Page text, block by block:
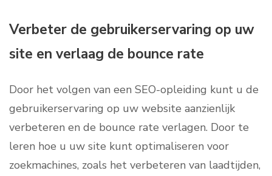
Verbeter de gebruikerservaring op uw
site en verlaag de bounce rate
Door het volgen van een SEO-opleiding kunt u de
gebruikerservaring op uw website aanzienlijk
verbeteren en de bounce rate verlagen. Door te
leren hoe u uw site kunt optimaliseren voor
zoekmachines, zoals het verbeteren van laadtijden,